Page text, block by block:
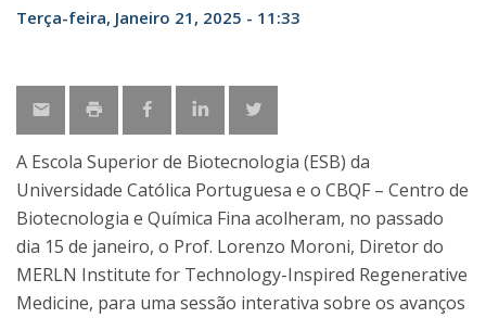
Terça-feira, Janeiro 21, 2025 - 11:33
A Escola Superior de Biotecnologia (ESB) da
Universidade Católica Portuguesa e o CBQF – Centro de
Biotecnologia e Química Fina acolheram, no passado
dia 15 de janeiro, o Prof. Lorenzo Moroni, Diretor do
MERLN Institute for Technology-Inspired Regenerative
Medicine, para uma sessão interativa sobre os avanços